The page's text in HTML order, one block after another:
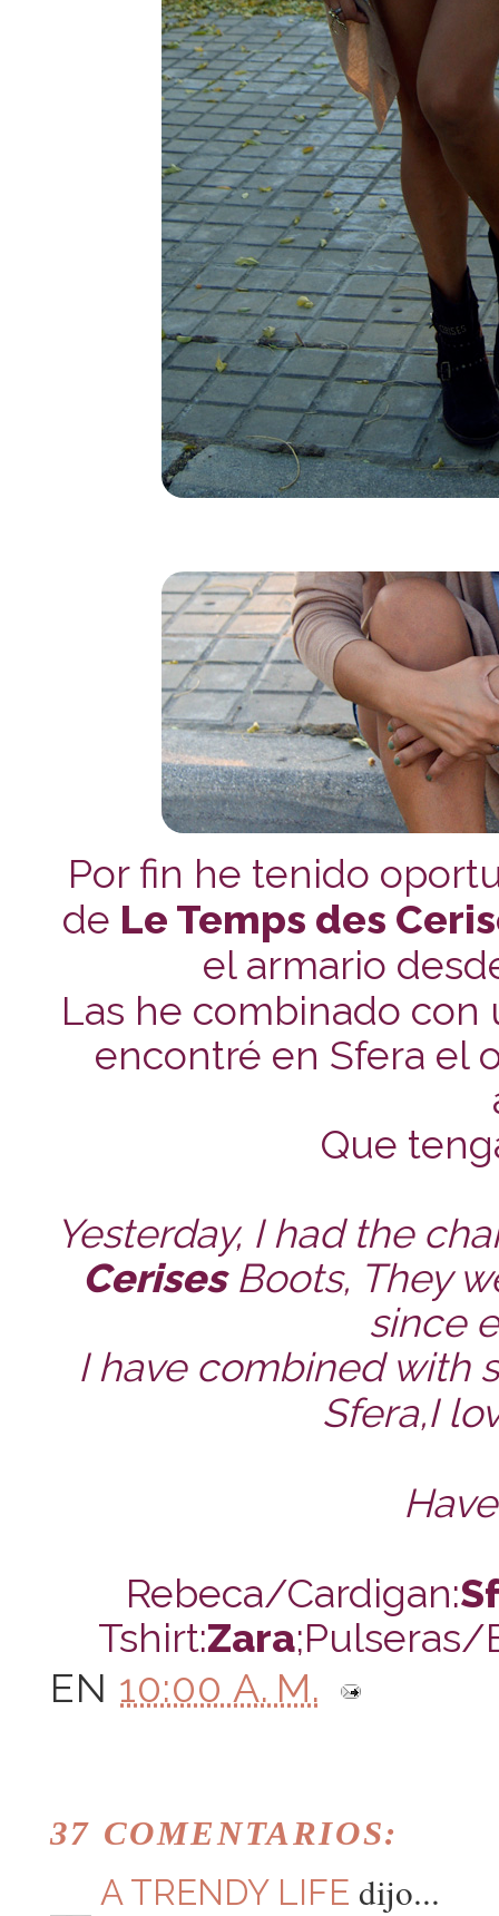
Por fin he tenido
de Le Temps des
el armario
Las he combinado con
encontré en Sfera el
Que
Yesterday, I had the
CerisesBoots, They
since
I have combined with
Sfera,I
Rebeca/Cardigan:
Tshirt:Zara;Pulseras/
EN 10:00 A. M.
37 COMENTARIOS:
A TRENDY LIFE dijo...